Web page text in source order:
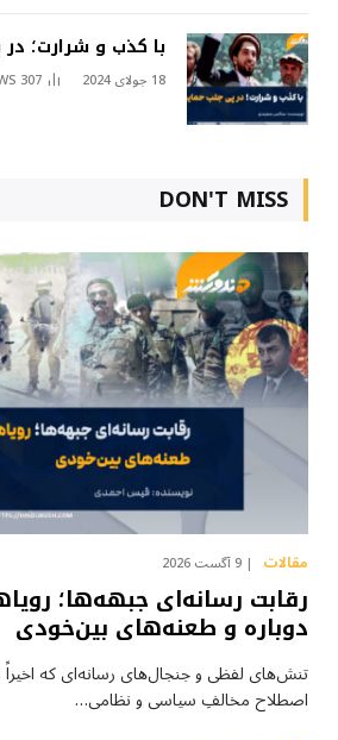
با کذب و شرارت؛
18 جولای 2024 307
DON'T MISS
مقالات 9 آگست 2026
رقابت رسانه‌ای جبهه‌ها؛
دوباره و طعنه‌های بین‌خودی
تنش‌های لفظی و جنجال‌های رسانه‌ای که
اصطلاح مخالفِ سیاسی و نظامی…